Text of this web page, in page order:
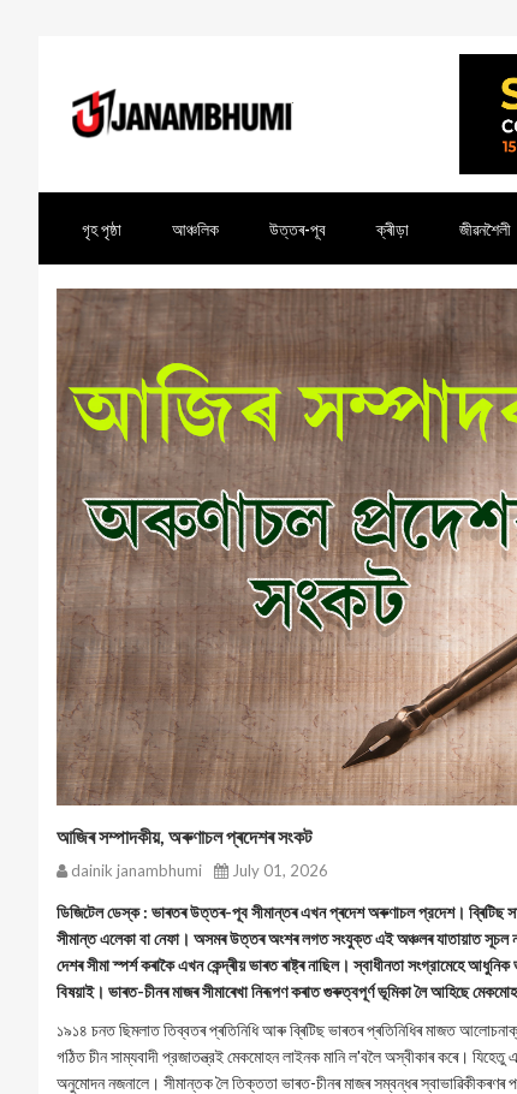
গৃহ পৃষ্ঠা আঞ্চলিক উত্তৰ-পূব ক্ৰীড়া জীৱনশৈলী
আজিৰ সম্পাদকীয়, অৰুণাচল প্ৰদেশৰ সংকট
dainik janambhumi July 01, 2026
ডিজিটেল ডেস্ক : ভাৰতৰ উত্তৰ-পূব সীমান্তৰ এখন প্ৰদেশ অৰুণাচল প্রদেশ। ব্ৰিটিছ
সীমান্ত এলেকা বা নেফা। অসমৰ উত্তৰ অংশৰ লগত সংযুক্ত এই অঞ্চলৰ যাতায়াত সূচল
দেশৰ সীমা স্পৰ্শ কৰাকৈ এখন কেন্দ্ৰীয় ভাৰত ৰাষ্ট্ৰ নাছিল। স্বাধীনতা সংগ্রামেহে
বিষয়াই। ভাৰত-চীনৰ মাজৰ সীমাৰেখা নিৰূপণ কৰাত গুৰুত্বপূৰ্ণ ভূমিকা লৈ আহিছে
১৯১৪ চনত ছিমলাত তিব্বতৰ প্ৰতিনিধি আৰু ব্ৰিটিছ ভাৰতৰ প্ৰতিনিধিৰ মাজত
গঠিত চীন সাম্যবাদী প্রজাতন্ত্রই মেকমোহন লাইনক মানি ল'বলৈ অস্বীকাৰ কৰে।
অনুমোদন নজনালে। সীমান্তক লৈ তিক্ততা ভাৰত-চীনৰ মাজৰ সম্বন্ধৰ